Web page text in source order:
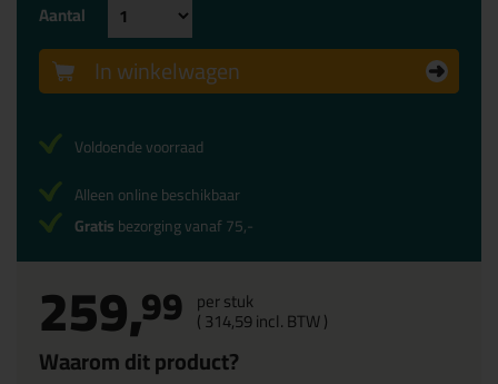
259,99 per stuk
(314,59incl. BTW )
Waarom dit product?
Aantal
In winkelwagen
Voldoende voorraad
Alleen online beschikbaar
Gratisbezorging vanaf 75,-